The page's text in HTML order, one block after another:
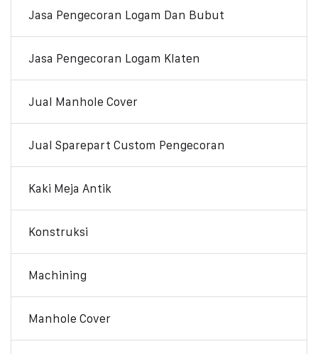
Jasa Pengecoran Logam Dan Bubut
Jasa Pengecoran Logam Klaten
Jual Manhole Cover
Jual Sparepart Custom Pengecoran
Kaki Meja Antik
Konstruksi
Machining
Manhole Cover